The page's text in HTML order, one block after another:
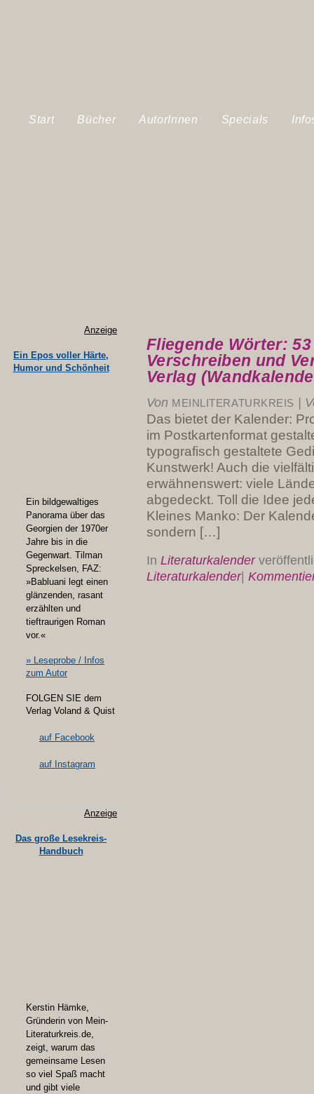
Start Bücher AutorInnen Specials
Fliegende Wörter:
Verschreiben und
Verlag
Von MEINLITERATURKREIS
Das bietet der Kalender:
im Postkartenformat
typografisch gestaltete
Kunstwerk! Auch die
erwähnenswert: viele
abgedeckt. Toll die Idee
Kleines Manko: Der
sondern […]
In Literaturkalender
Literaturkalender|
Anzeige
Ein Epos voller Härte,
Humor und Schönheit
Ein bildgewaltiges
Panorama über das
Georgien der 1970er
Jahre bis in die
Gegenwart. Tilman
Spreckelsen, FAZ:
»Babluani legt einen
glänzenden, rasant
erzählten und
tieftraurigen Roman
vor.«
» Leseprobe / Infos
zum Autor
FOLGEN SIE dem
Verlag Voland & Quist
auf Facebook
auf Instagram
Anzeige
Das große Lesekreis-
Handbuch
Kerstin Hämke,
Gründerin von Mein-
Literaturkreis.de,
zeigt, warum das
gemeinsame Lesen
so viel Spaß macht
und gibt viele